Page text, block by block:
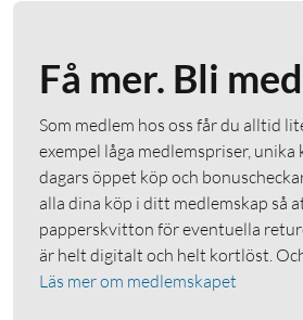
Få mer. Bli
Som medlem hos oss får du alltid
exempel låga medlemspriser, unika
dagars öppet köp och
alla dina köp i ditt medlemskap så
papperskvitton för eventuella
är helt digitalt och helt kortlöst.
Läs mer om medlemskapet